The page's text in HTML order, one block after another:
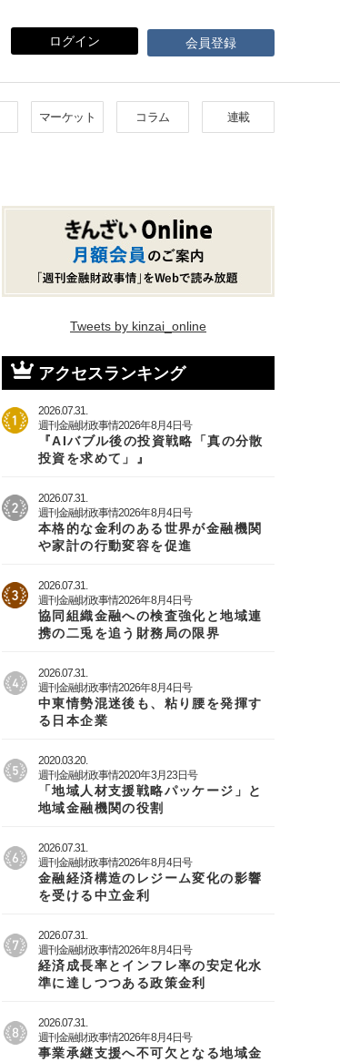
ログイン 会員登録
マーケット コラム 連載
Tweets by kinzai_online
アクセスランキング
2026.07.31.
週刊金融財政事情2026年8月4日号
『AIバブル後の投資戦略「真の分散
投資を求めて」』
2026.07.31.
週刊金融財政事情2026年8月4日号
本格的な金利のある世界が金融機関
や家計の行動変容を促進
2026.07.31.
週刊金融財政事情2026年8月4日号
協同組織金融への検査強化と地域連
携の二兎を追う財務局の限界
2026.07.31.
週刊金融財政事情2026年8月4日号
中東情勢混迷後も、粘り腰を発揮す
る日本企業
2020.03.20.
週刊金融財政事情2020年3月23日号
「地域人材支援戦略パッケージ」と
地域金融機関の役割
2026.07.31.
週刊金融財政事情2026年8月4日号
金融経済構造のレジーム変化の影響
を受ける中立金利
2026.07.31.
週刊金融財政事情2026年8月4日号
経済成長率とインフレ率の安定化水
準に達しつつある政策金利
2026.07.31.
週刊金融財政事情2026年8月4日号
事業承継支援へ不可欠となる地域金